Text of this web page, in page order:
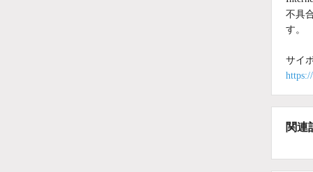
不具
す。
サイ
関連